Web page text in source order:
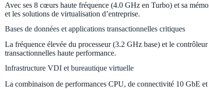
Avec ses 8 cœurs haute fréquence (4.0 GHz en Turbo) et sa
et les solutions de virtualisation d’entreprise.
Bases de données et applications transactionnelles critiques
La fréquence élevée du processeur (3.2 GHz base) et le
transactionnelles haute performance.
Infrastructure VDI et bureautique virtuelle
La combinaison de performances CPU, de connectivité 10 GbE